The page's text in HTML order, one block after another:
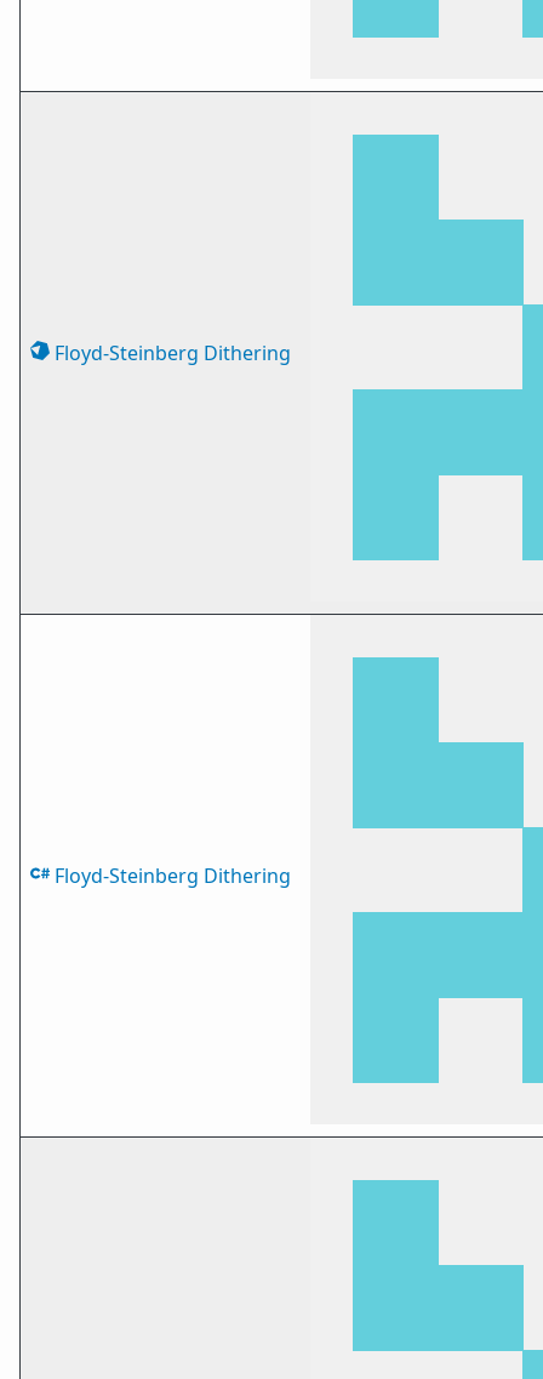
Floyd-Steinberg Dithering
Floyd-Steinberg Dithering